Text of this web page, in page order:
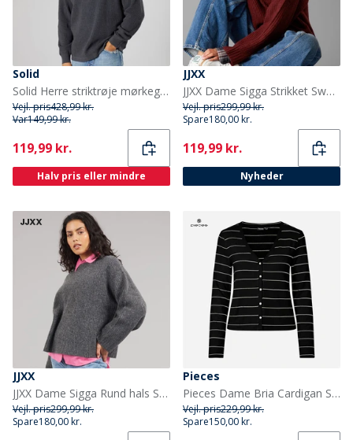
Solid
Solid Herre striktrøje mørkegrå melange Dar Grey M
Vejl. pris428,99 kr.
Var149,99 kr.
Current
119,99 kr.
Halv pris eller mindre
JJXX
JJXX Dame Sigga Strikket Sweater Cabernet
Vejl. pris299,99 kr.
Spare180,00 kr.
Current
119,99 kr.
Nyheder
JJXX
JJXX Dame Sigga Rund hals Strik Sweater Dark Grey Melange
Vejl. pris299,99 kr.
Spare180,00 kr.
Pieces
Pieces Dame Bria Cardigan Sort
Vejl. pris229,99 kr.
Spare150,00 kr.